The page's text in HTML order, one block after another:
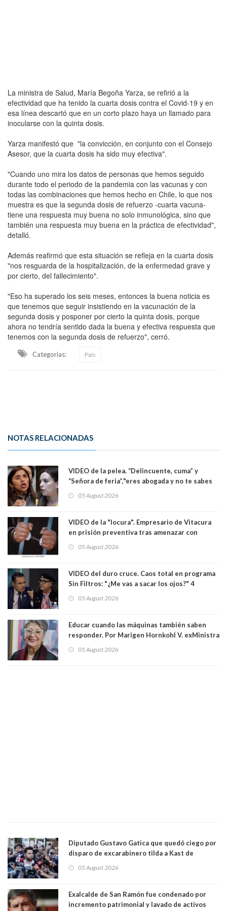
La ministra de Salud, María Begoña Yarza, se refirió a la
efectividad que ha tenido la cuarta dosis contra el Covid-19 y en
esa línea descartó que en un corto plazo haya un llamado para
inocularse con la quinta dosis.
Yarza manifestó que "la convicción, en conjunto con el Consejo
Asesor, que la cuarta dosis ha sido muy efectiva".
"Cuando uno mira los datos de personas que hemos seguido
durante todo el periodo de la pandemia con las vacunas y con
todas las combinaciones que hemos hecho en Chile, lo que nos
muestra es que la segunda dosis de refuerzo -cuarta vacuna-
tiene una respuesta muy buena no solo inmunológica, sino que
también una respuesta muy buena en la práctica de efectividad",
detalló.
Además reafirmó que esta situación se refleja en la cuarta dosis
"nos resguarda de la hospitalización, de la enfermedad grave y
por cierto, del fallecimiento".
"Eso ha superado los seis meses, entonces la buena noticia es
que tenemos que seguir insistiendo en la vacunación de la
segunda dosis y posponer por cierto la quinta dosis, porque
ahora no tendría sentido dada la buena y efectiva respuesta que
tenemos con la segunda dosis de refuerzo", cerró.
Categorias: País
NOTAS RELACIONADAS
VIDEO de la pelea. “Delincuente, cuma” y
“Señora de feria”,"eres abogada y no te sabes
senadoras Camila Flores y Fabiola Campillai en
05 August 2026
VIDEO de la "locura". Empresario de Vitacura
en prisión preventiva tras amenazar con
Los persiguió en potente camioneta
05 August 2026
VIDEO del duro cruce. Caos total en programa
Sin Filtros: "¿Me vas a sacar los ojos?" 4
excarabinero que dejó ciego a Gustavo Gatica:
05 August 2026
Educar cuando las máquinas también saben
responder. Por Marigen Hornkohl V. exMinistra
05 August 2026
Diputado Gustavo Gatica que quedó ciego por
disparo de excarabinero tilda a Kast de
absolución del exuniformado. Presidente DC
05 August 2026
Exalcalde de San Ramón fue condenado por
incremento patrimonial y lavado de activos